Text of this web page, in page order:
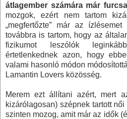
átlagember számára már furcsa
mozgok, ezért nem tartom
„megfertőzte” már az
továbbra is tartom, hogy az
fizikumot leszólók
értetlenkednek azon, hogy
valami hasonló módon
Lamantin Lovers közösség.
Merem ezt állítani azért, mert
kizárólagosan) szépnek tartott
szinten mozog, amit már az idők